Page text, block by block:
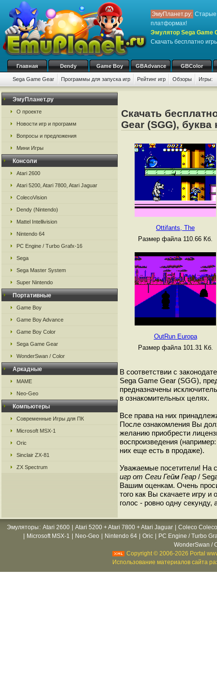
ЭмуПланет.ру: Старые
платформах!
Эмулятор Sega Game
Скачать бесплатно
Главная Dendy Game Boy GBAdvance GBColor
Sega Game Gear Программы для запуска игр Рейтинг игр Обзоры Игры:
ЭмуПланет.ру
О проекте
Новости игр и программ
Вопросы и предложения
Мини Игры
Консоли
Atari 2600
Atari 5200, Atari 7800, Atari Jaguar
ColecoVision
Dendy (Nintendo)
Mattel Intellivision
Nintendo 64
PC Engine / Turbo Grafx-16
Sega
Sega Master System
Super Nintendo
Портативные
Game Boy
Game Boy Advance
Game Boy Color
Sega Game Gear
WonderSwan / Color
Аркадные
MAME
Neo-Geo
Компьютеры
Современные Игры для ПК
Microsoft MSX-1
Oric
Sinclair ZX-81
ZX Spectrum
Скачать
Gear (SGG), буква
Ottifants, The
Размер файла 110.66 Кб.
OutRun Europa
Размер файла 101.31 Кб.
В соответствии с
Sega Game Gear (SGG),
предназначены
в ознакомительных целях.
Все права на них
После ознакомления Вы
желанию приобрести
воспроизведения
них еще есть в продаже).
Уважаемые посетители! На
игр от Сеги Гейм Геар /
Вашим оценкам. Очень
того как Вы скачаете игру
голос - ровно одну
Эмуляторы : Atari 2600 Atari 5200 + Atari 7800 + Atari Jaguar
Coleco
Microsoft MSX-1 Neo-Geo Nintendo 64 Oric
PC Engine / Turbo
WonderSwan /
Copyright © 2006-2026 Portal
Использование материалов сайта